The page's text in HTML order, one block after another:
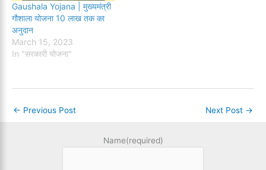
Gaushala Yojana | मुख्यमंत्री
गौशाला योजना 10 लाख तक का
अनुदान
March 15, 2023
In "सरकारी योजना"
← Previous Post Next Post →
Name(required)